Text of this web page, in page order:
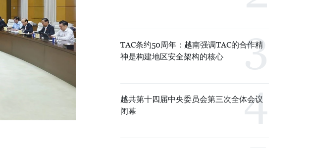
TAC条约50周年：越南强调TAC的合作精
神是构建地区安全架构的核心
越共第十四届中央委员会第三次全体会议
闭幕